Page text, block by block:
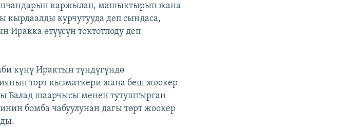
каржылап, машыктырып жана
курчутууда деп сындаса,
Иракка өтүүсүн токтотподу деп
күнү Ирактын түндүгүндө
төрт кызматкери жана беш жоокер
Балад шаарчысы менен тутуштырган
бомба чабуулунан дагы төрт жоокер